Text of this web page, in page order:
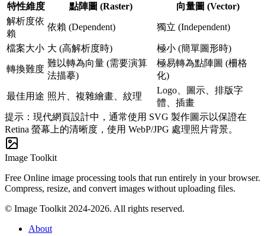
特性維度 點陣圖 (Raster)
向量圖 (Vector)
解析度依
賴
依賴 (Dependent) 獨立 (Independent)
檔案大小 大 (高解析度時) 極小 (簡單圖形時)
轉換難度
難以轉為向量 (需要演算
法描摹)
極易轉為點陣圖 (柵格
化)
最佳用途 照片、複雜繪畫、紋理
Logo、圖示、排版字
體、插畫
提示：現代網頁設計中，通常使用 SVG 製作圖示以保證在
Retina 螢幕上的清晰度，使用 WebP/JPG 處理照片背景。
Image Toolkit
Free Online image processing tools that run entirely in your browser.
Compress, resize, and convert images without uploading files.
© Image Toolkit 2024-2026. All rights reserved.
About